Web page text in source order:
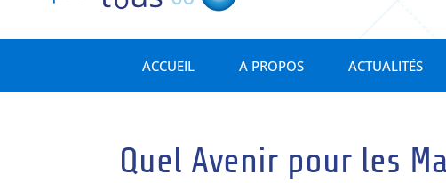
ACCUEIL A PROPOS ACTUALITÉS
Quel Avenir pour les